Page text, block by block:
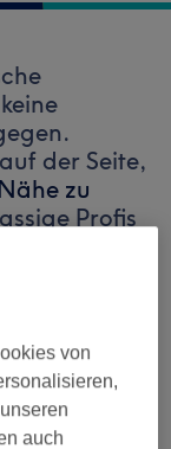
der Seite,
zu
Profis
von
auch